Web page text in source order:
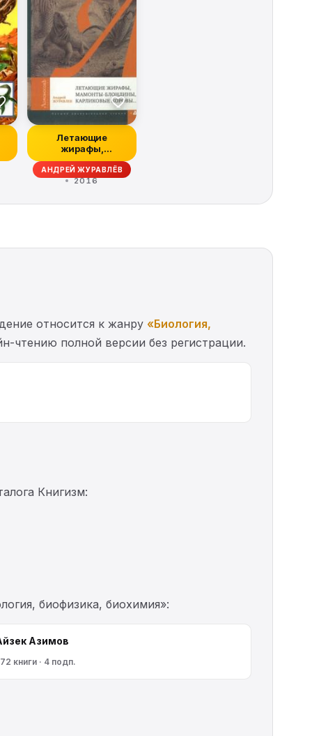
Летающие
жирафы,
мамонты-
блондины,
карликовые коро...
АНДРЕЙ ЖУРАВЛЁВ
2016
относится к жанру «Биология,
чтению полной версии без регистрации.
Книгизм:
биофизика, биохимия»:
Азимов
книги · 4 подп.